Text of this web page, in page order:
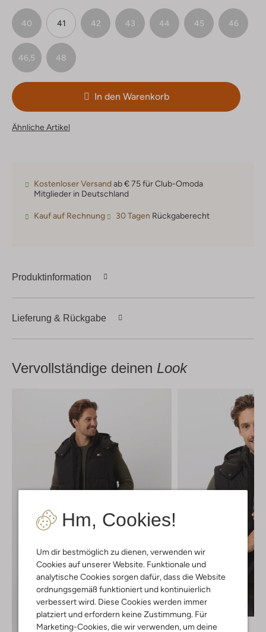
Hm, Cookies!
Um dir bestmöglich zu dienen, verwenden wir
Cookies auf unserer Website. Funktionale und
analytische Cookies sorgen dafür, dass die Website
ordnungsgemäß funktioniert und kontinuierlich
verbessert wird. Diese Cookies werden immer
platziert und erfordern keine Zustimmung. Für
Marketing-Cookies, die wir verwenden, um deine
40 41 42 43 44 45 46
46,5 48
In den Warenkorb
Ähnliche Artikel
Kostenloser Versandab € 75 für Club-Omoda
Mitglieder in Deutschland
Kauf auf Rechnung 30 Tagen Rückgaberecht
Produktinformation
Lieferung & Rückgabe
Vervollständige deinen Look
Letzter Artikel
Tommy Jeans